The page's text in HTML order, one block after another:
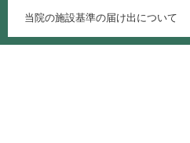
当院の施設基準の届け出について